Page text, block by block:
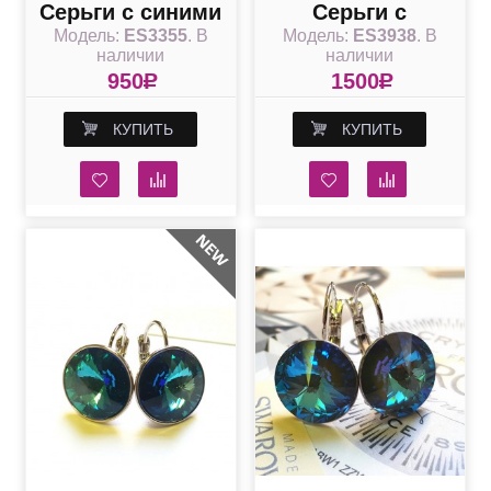
Серьги с синими
камнями
Модель: ES3355. В
наличии
950R
КУПИТЬ
Серьги с
подвесными
синими
квадратными
кристаллами
Модель: ES3938. В
наличии
1500R
КУПИТЬ